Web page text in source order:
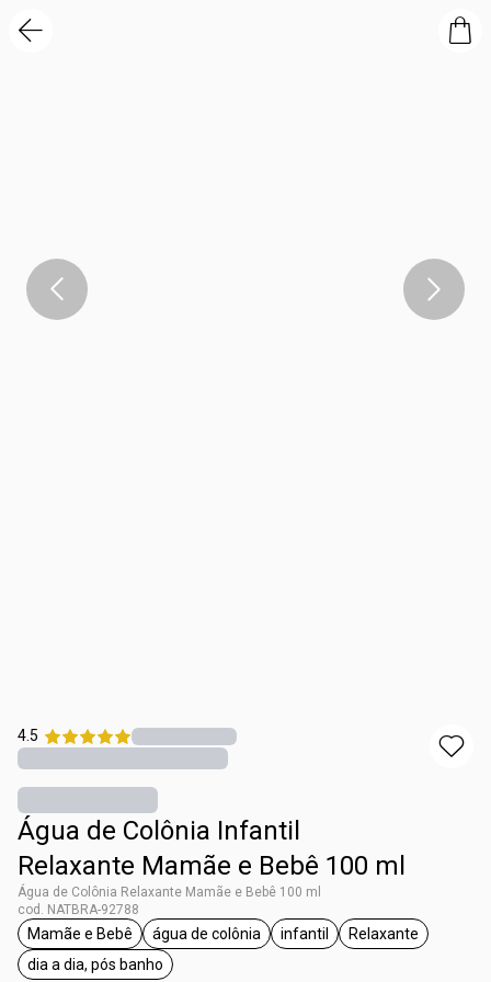
4.5
Água de Colônia Infantil
Relaxante Mamãe e Bebê 100 ml
Água de Colônia Relaxante Mamãe e Bebê 100 ml
cod. NATBRA-92788
etiqueta Mamãe e Bebê
Mamãe e Bebê
etiqueta água de colônia
água de colônia
etiqueta infantil
infantil
etiqueta
Relaxante
etiqueta dia a dia, pós banho
dia a dia, pós banho